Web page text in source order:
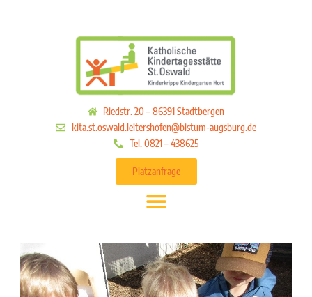
Riedstr. 20 – 86391 Stadtbergen
kita.st.oswald.leitershofen@bistum-augsburg.de
Tel. 0821 – 438625
Platzanfrage